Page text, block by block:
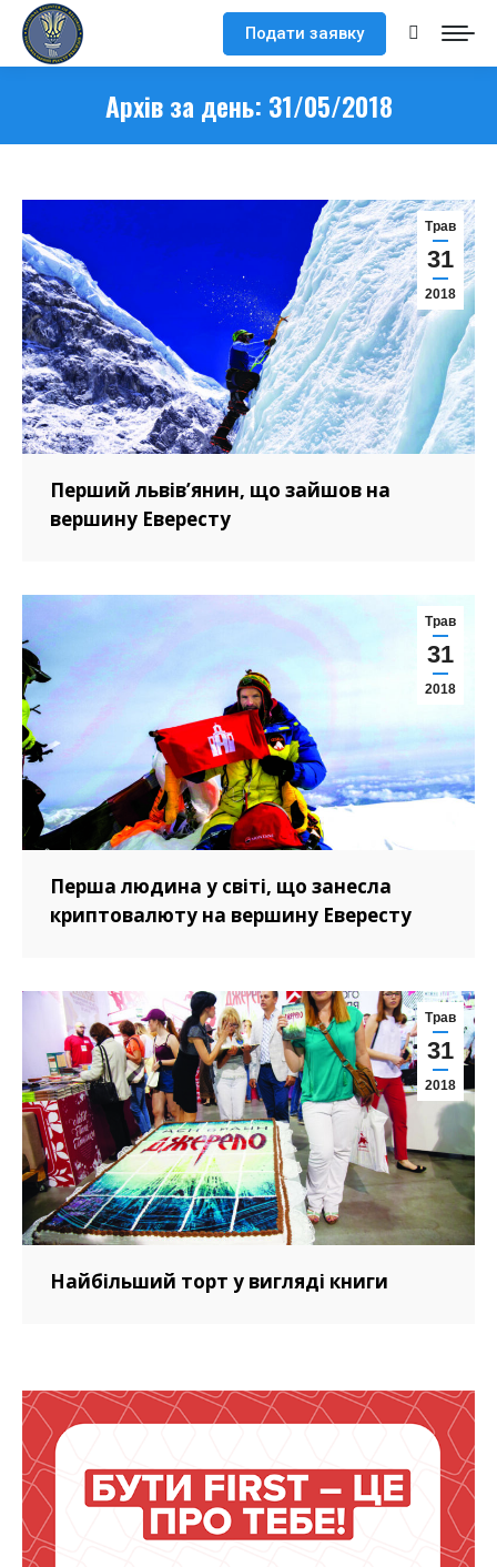
Подати заявку Search:
Архів за день: 31/05/2018
Трав
31
2018
Перший львів’янин, що зайшов на
вершину Евересту
Трав
31
2018
Перша людина у світі, що занесла
криптовалюту на вершину Евересту
Трав
31
2018
Найбільший торт у вигляді книги